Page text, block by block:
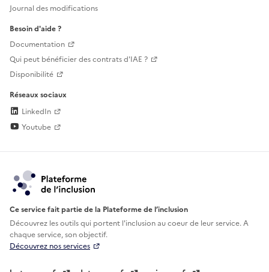
Journal des modifications
Besoin d'aide ?
Documentation
Qui peut bénéficier des contrats d'IAE ?
Disponibilité
Réseaux sociaux
LinkedIn
Youtube
Ce service fait partie de la Plateforme de l’inclusion
Découvrez les outils qui portent l'inclusion aucoeur de leur service. A
chaque service, son objectif.
Découvrez nos services